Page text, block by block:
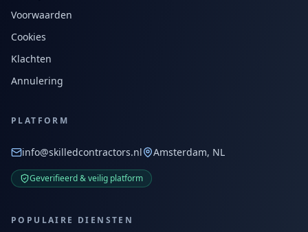
Voorwaarden
Cookies
Klachten
Annulering
PLATFORM
info@skilledcontractors.nl Amsterdam, NL
Geverifieerd & veilig platform
POPULAIRE DIENSTEN